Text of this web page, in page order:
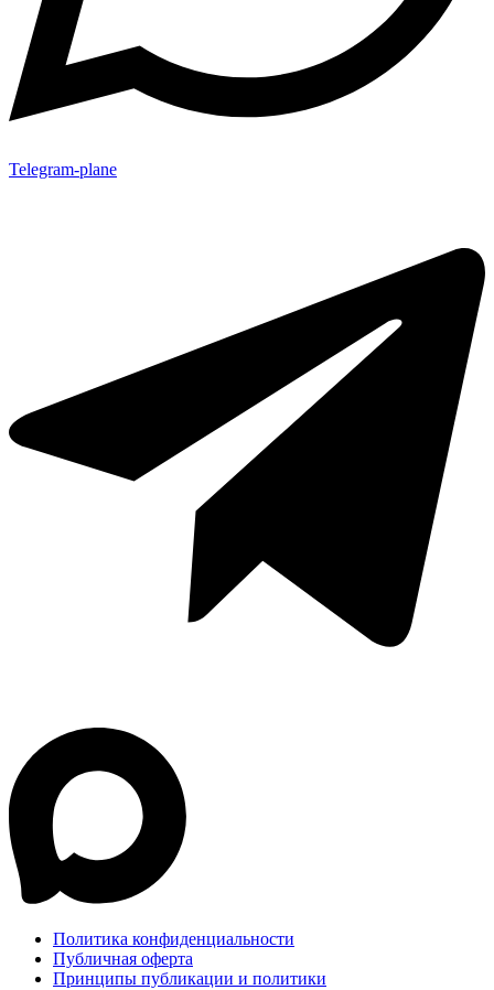
Telegram-plane
Политика конфиденциальности
Публичная оферта
Принципы публикации и политики